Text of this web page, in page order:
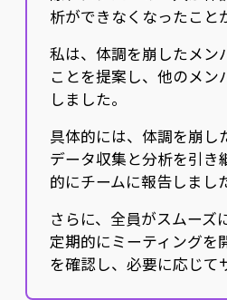
析ができなくなったこと
私は、体調を崩したメン
ことを提案し、他のメ
しました。
具体的には、体調を崩し
データ収集と分析を引き
的にチームに報告しまし
さらに、全員がスムーズ
定期的にミーティングを
を確認し、必要に応じて